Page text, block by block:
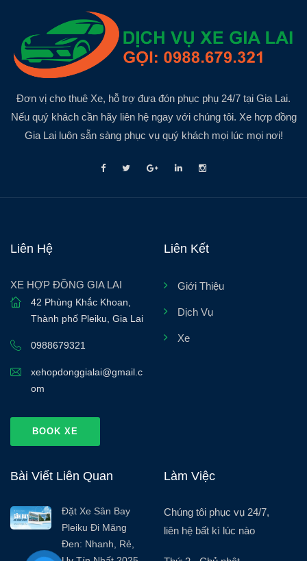
Đơn vị cho thuê Xe, hỗ trợ đưa đón phục phụ 24/7 tại Gia Lai.
Nếu quý khách cần hãy liên hệ ngay với chúng tôi. Xe hợp đồng
Gia Lai luôn sẵn sàng phục vụ quý khách mọi lúc mọi nơi!
Liên Hệ
XE HỢP ĐỒNG GIA LAI
42 Phùng Khắc Khoan
Thành phố Pleiku Gia Lai
0988679321
xehopdonggialai@gmail.c
om
BOOK XE
Liên Kết
Giới Thiệu
Dịch Vụ
Xe
Bài Viết Liên Quan
Đặt Xe Sân Bay
Pleiku Đi Măng
Đen: Nhanh, Rẻ,
Làm Việc
Chúng tôi phục vụ 24/7,
liên hệ bất kì lúc nào